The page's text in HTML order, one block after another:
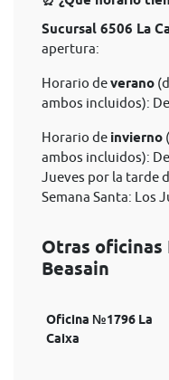
Sucursal 6506 La
apertura:
Horario deverano
ambos incluidos):
Horario de invierno
ambos incluidos):
Jueves por la tarde
Semana Santa: Los
Otras oficinas
Beasain
Oficina №1796 La
Caixa